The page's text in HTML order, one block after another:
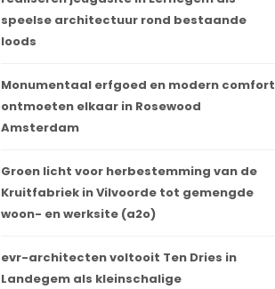
speelse architectuur rond bestaande
loods
Monumentaal erfgoed en modern comfort
ontmoeten elkaar in Rosewood
Amsterdam
Groen licht voor herbestemming van de
Kruitfabriek in Vilvoorde tot gemengde
woon- en werksite (a2o)
evr-architecten voltooit Ten Dries in
Landegem als kleinschalige